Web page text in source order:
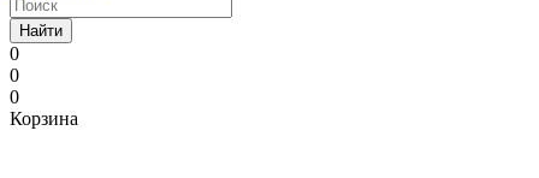
Найти
0
0
0
Корзина